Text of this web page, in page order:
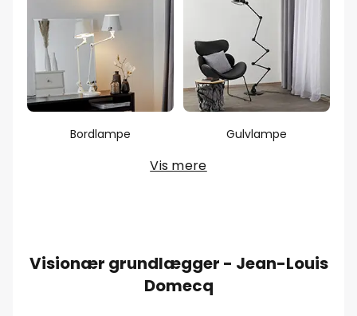
Bordlampe Gulvlampe
Vis mere
Visionær grundlægger - Jean-Louis
Domecq